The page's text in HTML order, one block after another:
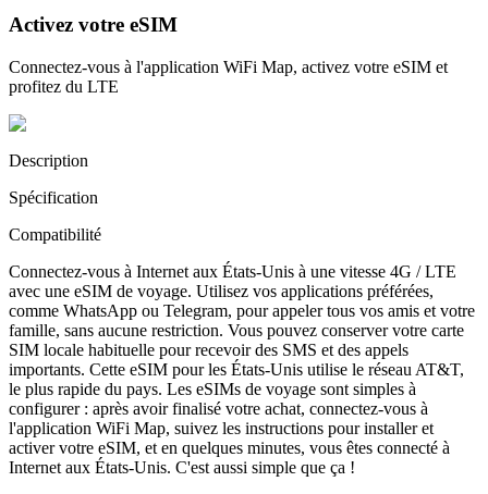
Activez votre eSIM
Connectez-vous à l'application WiFi Map, activez votre eSIM et
profitez du LTE
Description
Spécification
Compatibilité
Connectez-vous à Internet aux États-Unis à une vitesse 4G / LTE
avec une eSIM de voyage. Utilisez vos applications préférées,
comme WhatsApp ou Telegram, pour appeler tous vos amis et votre
famille, sans aucune restriction. Vous pouvez conserver votre carte
SIM locale habituelle pour recevoir des SMS et des appels
importants. Cette eSIM pour les États-Unis utilise le réseau AT&T,
le plus rapide du pays. Les eSIMs de voyage sont simples à
configurer : après avoir finalisé votre achat, connectez-vous à
l'application WiFi Map, suivez les instructions pour installer et
activer votre eSIM, et en quelques minutes, vous êtes connecté à
Internet aux États-Unis. C'est aussi simple que ça !